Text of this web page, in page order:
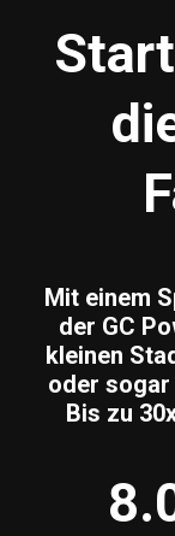
Mit einem
der GC
kleinen
oder
Bis zu